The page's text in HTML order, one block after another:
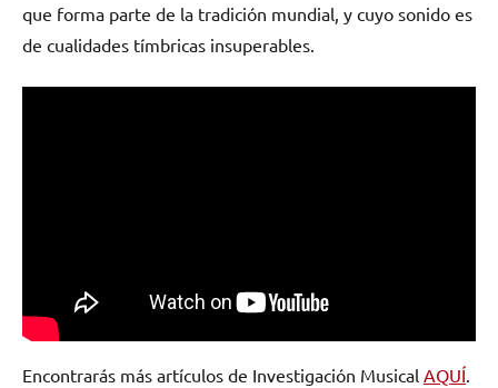
que forma parte de la tradición mundial, y cuyo sonido es
de cualidades tímbricas insuperables.
Encontrarás más artículos de Investigación Musical AQUÍ.